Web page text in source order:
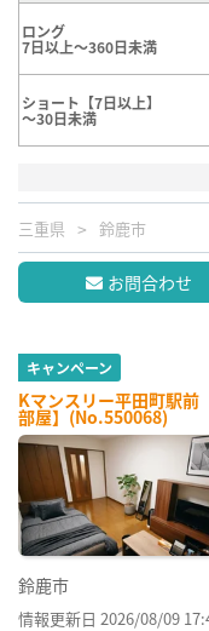
ロング
7日以上～360日未満
ショート【7日以上】
～30日未満
三重県 鈴鹿市
お問合わせ
キャンペーン
Kマンスリー平田町駅前
部屋】(No.550068)
鈴鹿市
情報更新日 2026/08/09